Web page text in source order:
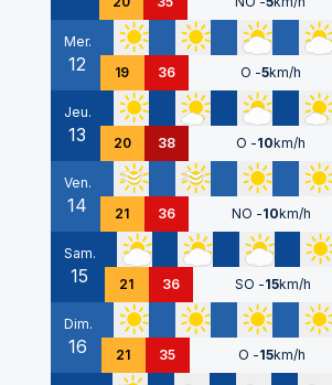
Mer.
12 19 36 O -5km/h
Jeu.
13 20 38 O -10km/h
Ven.
14 21 36 NO -10km/h
Sam.
15 21 36 SO -15km/h
Dim.
16 21 35 O -15km/h